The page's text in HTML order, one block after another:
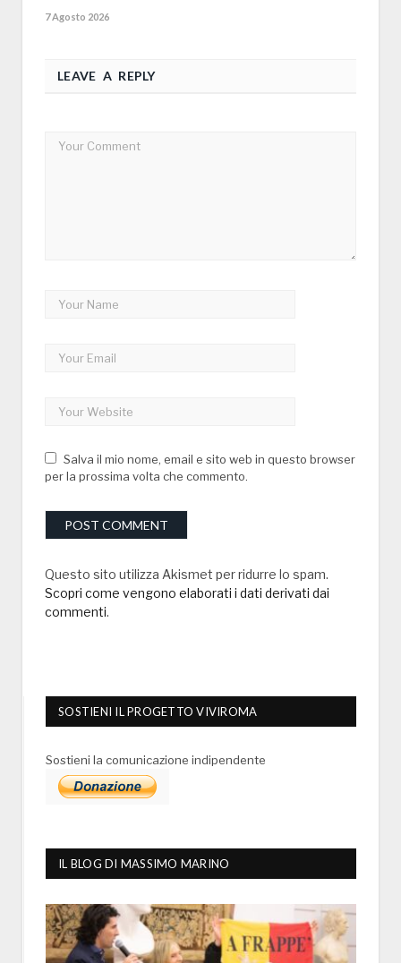
7 Agosto 2026
LEAVE A REPLY
Salva il mio nome, email e sito web in questo browser
per la prossima volta che commento.
Questo sito utilizza Akismet per ridurre lo spam.
Scopri come vengono elaborati i dati derivati dai
commenti.
SOSTIENI IL PROGETTO VIVIROMA
Sostieni la comunicazione indipendente
IL BLOG DI MASSIMO MARINO